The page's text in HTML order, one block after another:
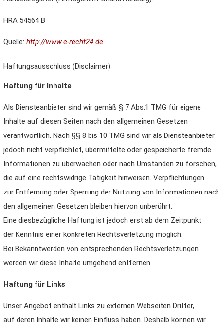
HRA 54564 B
Quelle: http://www.e-recht24.de
Haftungsausschluss (Disclaimer)
Haftung für Inhalte
Als Diensteanbieter sind wir gemäß § 7 Abs.1 TMG für eigene
Inhalte auf diesen Seiten nach den allgemeinen Gesetzen
verantwortlich. Nach §§ 8 bis 10 TMG sind wir als Diensteanbieter
jedoch nicht verpflichtet, übermittelte oder gespeicherte fremde
Informationen zu überwachen oder nach Umständen zu forschen,
die auf eine rechtswidrige Tätigkeit hinweisen. Verpflichtungen
zur Entfernung oder Sperrung der Nutzung von Informationen
den allgemeinen Gesetzen bleiben hiervon unberührt.
Eine diesbezügliche Haftung ist jedoch erst ab dem Zeitpunkt
der Kenntnis einer konkreten Rechtsverletzung möglich.
Bei Bekanntwerden von entsprechenden Rechtsverletzungen
werden wir diese Inhalte umgehend entfernen.
Haftung für Links
Unser Angebot enthält Links zu externen Webseiten Dritter,
auf deren Inhalte wir keinen Einfluss haben. Deshalb können wir